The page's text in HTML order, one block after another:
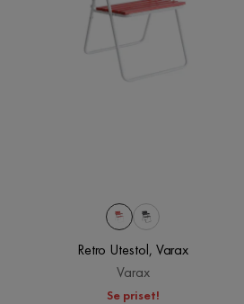
Retro Utestol, Varax
Varax
Se priset!